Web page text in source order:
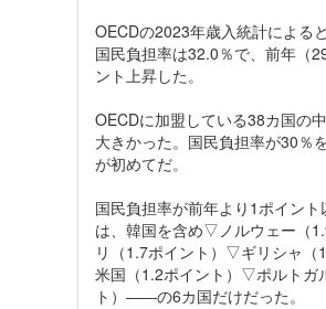
OECDの2023年歳入統計による
国民負担率は32.0％で、前年（
ント上昇した。
OECDに加盟している38カ国の
大きかった。国民負担率が30％
が初めてだ。
国民負担率が前年より1ポイン
は、韓国を含め▽ノルウェー（
リ（1.7ポイント）▽ギリシャ
米国（1.2ポイント）▽ポルトガ
ト）――の6カ国だけだった。